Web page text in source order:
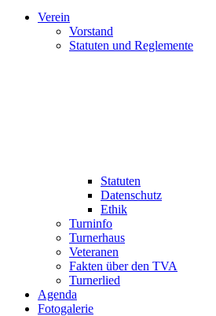
Verein
Vorstand
Statuten und Reglemente
Statuten
Datenschutz
Ethik
Turninfo
Turnerhaus
Veteranen
Fakten über den TVA
Turnerlied
Agenda
Fotogalerie